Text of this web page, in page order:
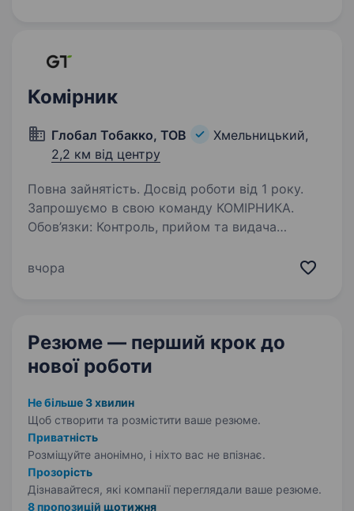
Комірник
Глобал Тобакко, ТОВ
Хмельницький,
2,2 км від центру
Повна зайнятість. Досвід роботи від 1 року.
Запрошуємо в свою команду КОМІРНИКА.
Обов’язки: Контроль, прийом та видача
вантажно-розвантажувальних робіт на складі.
вчора
Резюме — перший крок до
нової роботи
Не більше 3 хвилин
Щоб створити та розмістити ваше резюме.
Приватність
Розміщуйте анонімно, і ніхто вас не впізнає.
Прозорість
Дізнавайтеся, які компанії переглядали ваше резюме.
8 пропозицій щотижня